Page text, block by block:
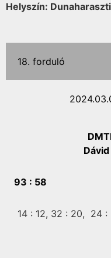
Helyszín: Dunaharaszti
18. forduló
93 : 58
14 : 12, 32 : 20, 24 :